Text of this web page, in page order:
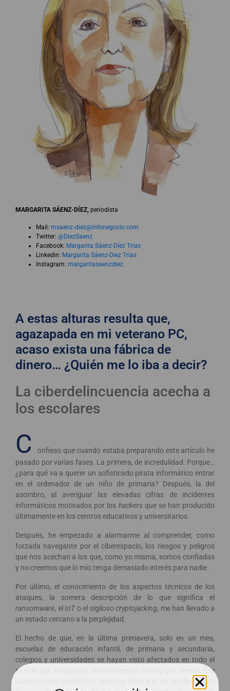
MARGARITA SÁENZ-DÍEZ, periodista
Mail: msaenz‐diez@infonegocio.com
Twitter: @DiezSaenz
Facebook: Margarita Sáenz-Díez Trias
Linkedin: Margarita Sáenz-Diez Trias
Instagram: margaritasaenzdiez
A estas alturas resulta que,
agazapada en mi veterano PC,
acaso exista una fábrica de
dinero… ¿Quién me lo iba a decir?
La ciberdelincuencia acecha a
los escolares
C
onfieso que cuando estaba preparando este artículo he
pasado por varias fases. La primera, de incredulidad. Porque…
¿para qué va a querer un sofisticado pirata informático entrar
en el ordenador de un niño de primaria? Después, la del
asombro, al averiguar las elevadas cifras de incidentes
informáticos motivados por los hackers que se han producido
últimamente en los centros educativos y universitarios.
Después, he empezado a alarmarme al comprender, como
forzada navegante por el ciberespacio, los riesgos y peligros
que nos acechan a los que, como yo misma, somos confiadas
y no creemos que lo mío tenga demasiado interés para nadie.
Por último, el conocimiento de los aspectos técnicos de los
ataques, la somera descripción de lo que significa el
ransomware, el IoTo el sigilosocryptojacking, me han llevado a
un estado cercano a la perplejidad.
El hecho de que, en la última primavera, solo en un mes,
escuelas de educación infantil, de primaria y secundaria,
colegios y universidades se hayan visto afectados en todo el
mundo por ataques de
da mucho que pensar. Ese
aumento que señalan los expertos tiene que ver, sin duda, con